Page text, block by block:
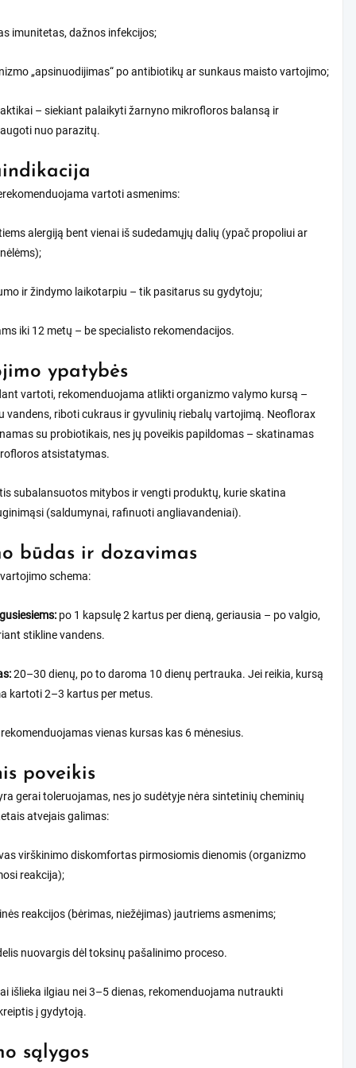
imunitetas, dažnos infekcijos;
„apsinuodijimas“ po antibiotikų ar sunkaus maisto vartojimo;
– siekiant palaikyti žarnyno mikrofloros balansą ir
nuo parazitų.
vartoti asmenims:
alergiją bent vienai iš sudedamųjų dalių (ypač propoliui ar
ir žindymo laikotarpiu – tik pasitarus su gydytoju;
iki 12 metų – be specialisto rekomendacijos.
ypatybės
vartoti, rekomenduojama atlikti organizmo valymo kursą –
vandens, riboti cukraus ir gyvulinių riebalų vartojimą. Neoflorax
su probiotikais, nes jų poveikis papildomas – skatinamas
atsistatymas.
subalansuotos mitybos ir vengti produktų, kurie skatina
(saldumynai, rafinuoti angliavandeniai).
būdas ir dozavimas
schema:
po 1 kapsulę 2 kartus per dieną, geriausia – po valgio,
stikline vandens.
20–30 dienų, po to daroma 10 dienų pertrauka. Jei reikia, kursą
kartoti 2–3 kartus per metus.
vienas kursas kas 6 mėnesius.
poveikis
gerai toleruojamas, nes jo sudėtyje nėra sintetinių cheminių
atvejais galimas:
virškinimo diskomfortas pirmosiomis dienomis (organizmo
reakcija);
reakcijos (bėrimas, niežėjimas) jautriems asmenims;
nuovargis dėl toksinų pašalinimo proceso.
išlieka ilgiau nei 3–5 dienas, rekomenduojama nutraukti
į gydytoją.
sąlygos